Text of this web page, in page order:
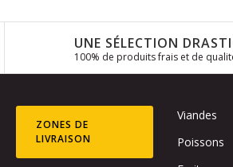
UNE SÉLECTION
100% de produits frais et de
ZONES DE
LIVRAISON
Viandes
Poissons